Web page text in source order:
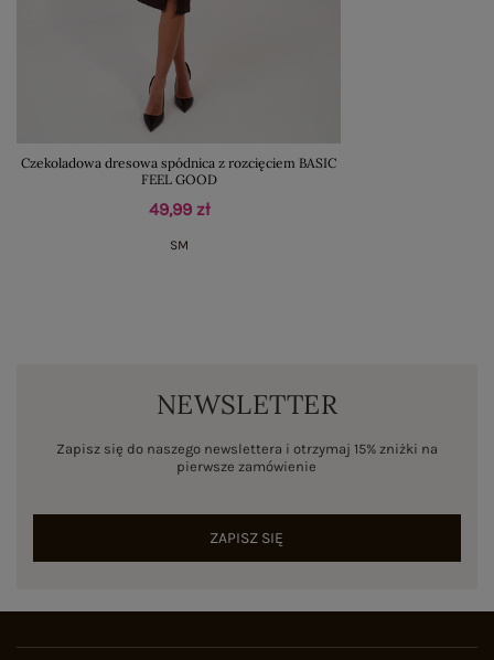
Czekoladowa dresowa spódnica z rozcięciem BASIC
FEEL GOOD
49,99 zł
SM
NEWSLETTER
Zapisz się do naszego newslettera i otrzymaj 15% zniżki na
pierwsze zamówienie
ZAPISZ SIĘ